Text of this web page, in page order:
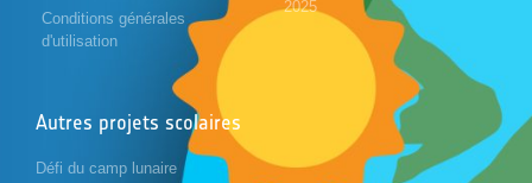
Conditions générales
d'utilisation
2025
Autres projets scolaires
Défi du camp lunaire